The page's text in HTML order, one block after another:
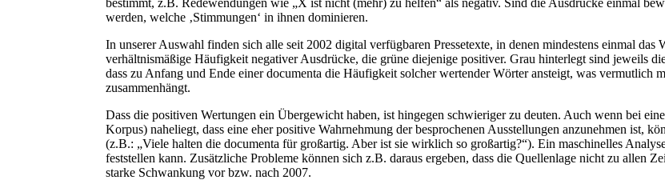
bestimmt, z.B. Redewendungen wie „X ist nicht (mehr) zu helfen“ als negativ. Sind die Ausdrücke einmal
werden, welche ‚Stimmungen‘ in ihnen dominieren.
In unserer Auswahl finden sich alle seit 2002 digital verfügbaren Pressetexte, in denen mindestens einmal
verhältnismäßige Häufigkeit negativer Ausdrücke, die grüne diejenige positiver. Grau hinterlegt sind jeweils
dass zu Anfang und Ende einer documenta die Häufigkeit solcher wertender Wörter ansteigt, was
zusammenhängt.
Dass die positiven Wertungen ein Übergewicht haben, ist hingegen schwieriger zu deuten. Auch wenn bei
Korpus) naheliegt, dass eine eher positive Wahrnehmung der besprochenen Ausstellungen anzunehmen ist,
(z.B.: „Viele halten die documenta für großartig. Aber ist sie wirklich so großartig?“). Ein maschinelles
feststellen kann. Zusätzliche Probleme können sich z.B. daraus ergeben, dass die Quellenlage nicht zu allen
starke Schwankung vor bzw. nach 2007.